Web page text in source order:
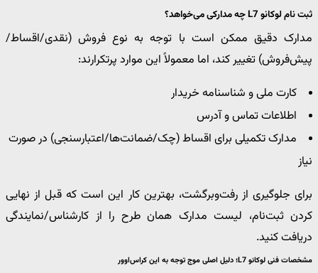
ثبت نام لوکانو L7 چه مدارکی می‌خواهد؟
مدارک دقیق ممکن است با توجه به نوع فروش (نقدی/اقساط/
پیش‌فروش) تغییر کند، اما معمولاً این موارد پرتکرارند:
کارت ملی و شناسنامه خریدار
اطلاعات تماس و آدرس
مدارک تکمیلی برای اقساط (چک/ضمانت‌ها/اعتبارسنجی) در صورت
نیاز
برای جلوگیری از رفت‌وبرگشت، بهترین کار این است که قبل از نهایی
کردن ثبت‌نام، لیست مدارک همان طرح را از کارشناس/نمایندگی
دریافت کنید.
مشخصات فنی لوکانو L7؛ دلیل اصلی موج توجه به این کراس‌اوور